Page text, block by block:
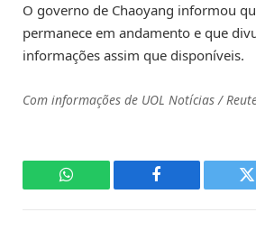
O governo de Chaoyang informou
permanece em andamento e que
informações assim que disponíveis.
Com informações de UOL Notícias /
WhatsApp Facebook